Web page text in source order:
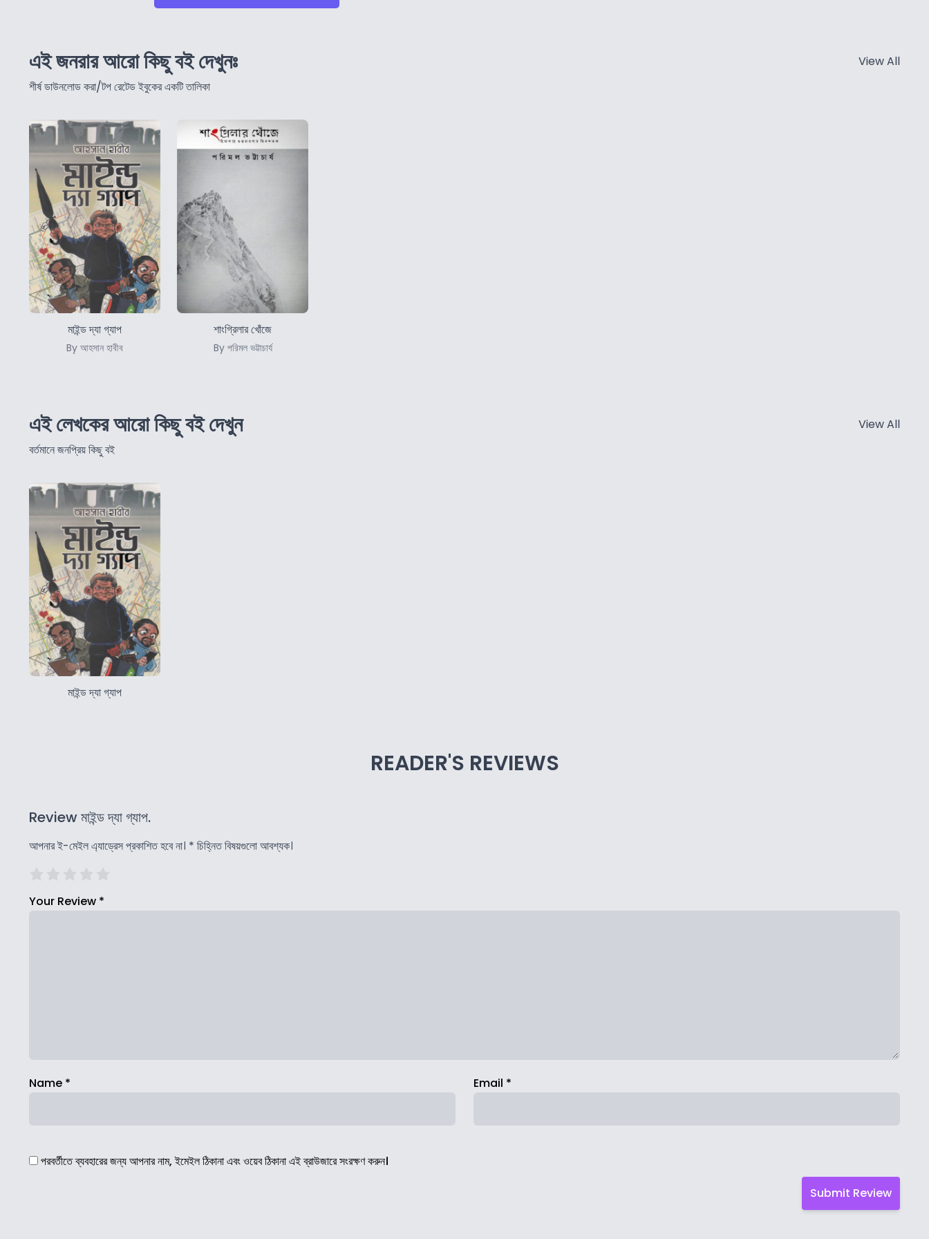
এই জনরার আরো কিছু বই দেখুনঃ
শীর্ষ ডাউনলোড করা/টপ রেটেড ইবুকের একটি তালিকা
View All
মাইন্ড দ্যা গ্যাপ
By আহসান হাবীব
শাংগ্রিলার খোঁজে
By পরিমল ভট্টাচার্য
এই লেখকের আরো কিছু বই দেখুন
বর্তমানে জনপ্রিয় কিছু বই
View All
মাইন্ড দ্যা গ্যাপ
READER'S REVIEWS
Review মাইন্ড দ্যা গ্যাপ.
আপনার ই-মেইল এ্যাড্রেস প্রকাশিত হবে না। * চিহ্নিত বিষয়গুলো আবশ্যক।
Your Review *
Name * Email *
পরবর্তীতে ব্যবহারের জন্য আপনার নাম, ইমেইল ঠিকানা এবং ওয়েব ঠিকানা এই ব্রাউজারে সংরক্ষণ করুন।